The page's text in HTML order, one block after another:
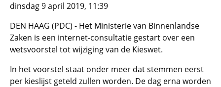
dinsdag 9 april 2019, 11:39
DEN HAAG (PDC) - Het Ministerie van Binnenlandse
Zaken is een internet-consultatie gestart over een
wetsvoorstel tot wijziging van de Kieswet.
In het voorstel staat onder meer dat stemmen eerst
per kieslijst geteld zullen worden. De dag erna worden